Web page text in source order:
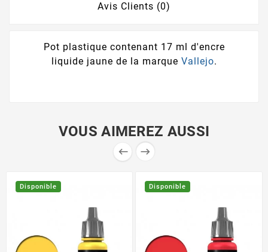
Avis Clients (0)
Pot plastique contenant 17 ml d'encre
liquide jaune de la marque Vallejo.
VOUS AIMEREZ AUSSI
 
Disponible Disponible